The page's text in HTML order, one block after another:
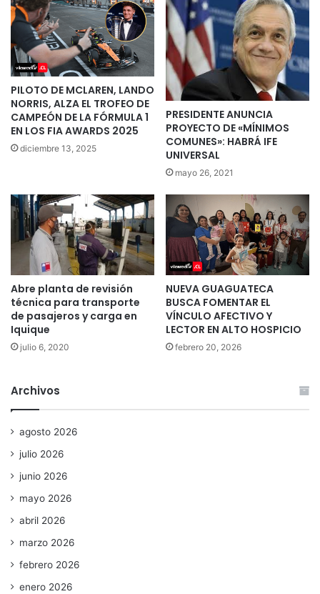
PILOTO DE MCLAREN, LANDO
NORRIS, ALZA EL TROFEO DE
CAMPEÓN DE LA FÓRMULA 1
EN LOS FIA AWARDS 2025
diciembre 13, 2025
PRESIDENTE ANUNCIA
PROYECTO DE «MÍNIMOS
COMUNES»: HABRÁ IFE
UNIVERSAL
mayo 26, 2021
Abre planta de revisión
técnica para transporte
de pasajeros y carga en
Iquique
julio 6, 2020
NUEVA GUAGUATECA
BUSCA FOMENTAR EL
VÍNCULO AFECTIVO Y
LECTOR EN ALTO HOSPICIO
febrero 20, 2026
Archivos
agosto 2026
julio 2026
junio 2026
mayo 2026
abril 2026
marzo 2026
febrero 2026
enero 2026